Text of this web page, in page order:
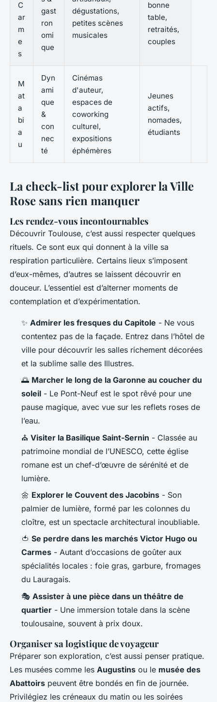
C
ar
m
e
s
gast
ron
omi
que
dégustations,
petites scènes
musicales
bonne
table,
retraités,
couples
M
at
a
bi
a
u
Dyn
ami
que
&
con
nec
té
Cinémas
d'auteur,
espaces de
coworking
culturel,
expositions
éphémères
Jeunes
actifs,
nomades,
étudiants
La check-list pour explorer la Ville
Rose sans rien manquer
Les rendez-vous incontournables
Découvrir Toulouse, c’est aussi respecter quelques
rituels. Ce sont eux qui donnent à la ville sa
respiration particulière. Certains lieux s’imposent
d’eux-mêmes, d’autres se laissent découvrir en
douceur. L’essentiel est d’alterner moments de
contemplation et d’expérimentation.
✨ Admirer les fresques du Capitole - Ne vous
contentez pas de la façade. Entrez dans l’hôtel de
ville pour découvrir les salles richement décorées
et la sublime salle des Illustres.
🌅 Marcher le long de la Garonne au coucher du
soleil - Le Pont-Neuf est le spot rêvé pour une
pause magique, avec vue sur les reflets roses de
l’eau.
⛪ Visiter la Basilique Saint-Sernin - Classée au
patrimoine mondial de l’UNESCO, cette église
romane est un chef-d’œuvre de sérénité et de
lumière.
🌼 Explorer le Couvent des Jacobins - Son
palmier de lumière, formé par les colonnes du
cloître, est un spectacle architectural inoubliable.
🍅 Se perdre dans les marchés Victor Hugo ou
Carmes - Autant d’occasions de goûter aux
spécialités locales : foie gras, garbure, fromages
du Lauragais.
🎭 Assister à une pièce dans un théâtre de
quartier - Une immersion totale dans la scène
toulousaine, souvent à prix doux.
Organiser sa logistique de voyageur
Préparer son exploration, c’est aussi penser pratique.
Les musées comme les Augustins ou le musée des
Abattoirs peuvent être bondés en fin de journée.
Privilégiez les créneaux du matin ou les soirées